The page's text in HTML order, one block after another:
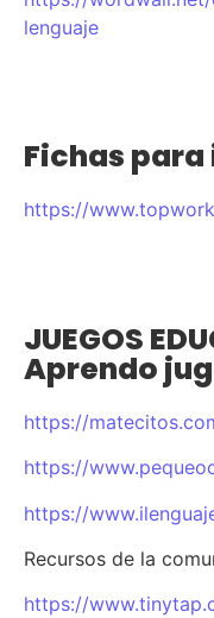
lenguaje
Fichas
https://
JUEGOS
Aprendo
https://
https://
https://
Recursos de la
https://